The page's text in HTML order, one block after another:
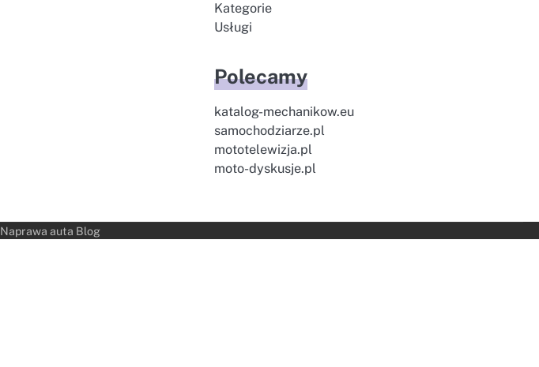
Kategorie
Usługi
Polecamy
katalog-mechanikow.eu
samochodziarze.pl
mototelewizja.pl
moto-dyskusje.pl
Naprawa auta Blog